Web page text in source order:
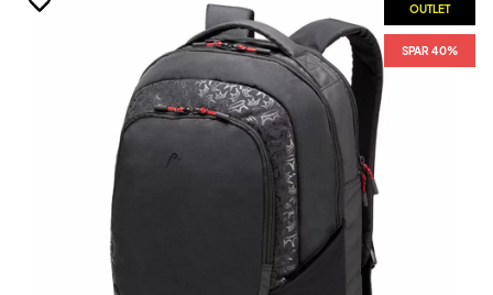
OUTLET
SPAR 40%
OUTLET
SPAR 40%
OUTLET
SPAR 40%
OUTLET
SPAR 40%
OUTLET
SPAR 40%